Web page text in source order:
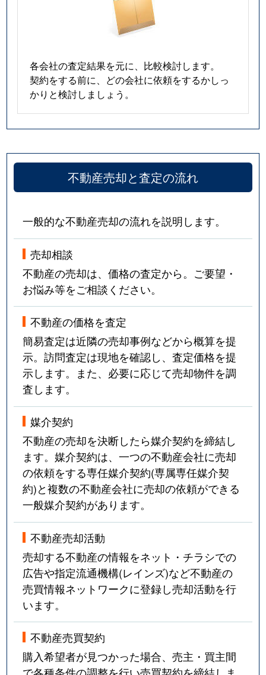
各会社の査定結果を元に、比較検討します。
契約をする前に、どの会社に依頼をするかしっ
かりと検討しましょう。
不動産売却と査定の流れ
一般的な不動産売却の流れを説明します。
売却相談
不動産の売却は、価格の査定から。ご要望・
お悩み等をご相談ください。
不動産の価格を査定
簡易査定は近隣の売却事例などから概算を提
示。訪問査定は現地を確認し、査定価格を提
示します。また、必要に応じて売却物件を調
査します。
媒介契約
不動産の売却を決断したら媒介契約を締結し
ます。媒介契約は、一つの不動産会社に売却
の依頼をする専任媒介契約(専属専任媒介契
約)と複数の不動産会社に売却の依頼ができる
一般媒介契約があります。
不動産売却活動
売却する不動産の情報をネット・チラシでの
広告や指定流通機構(レインズ)など不動産の
売買情報ネットワークに登録し売却活動を行
います。
不動産売買契約
購入希望者が見つかった場合、売主・買主間